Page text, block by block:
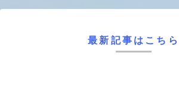
最新記事はこちら